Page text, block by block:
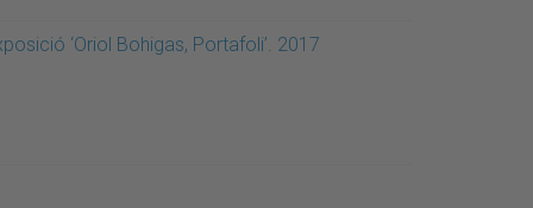
‘Oriol Bohigas, Portafoli’. 2017